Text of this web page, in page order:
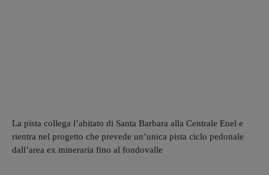
La pista collega l’abitato di Santa Barbara alla Centrale Enel e
rientra nel progetto che prevede un’unica pista ciclo pedonale
dall’area ex mineraria fino al fondovalle